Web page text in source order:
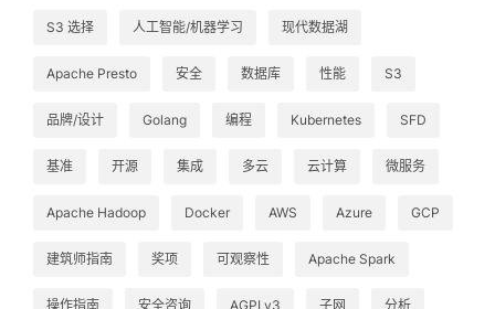
S3 选择 人工智能/机器学习 现代数据湖
Apache Presto 安全 数据库 性能 S3
品牌/设计 Golang 编程 Kubernetes SFD
基准 开源 集成 多云 云计算 微服务
Apache Hadoop Docker AWS Azure GCP
建筑师指南 奖项 可观察性 Apache Spark
操作指南 安全咨询 AGPLv3 子网 分析